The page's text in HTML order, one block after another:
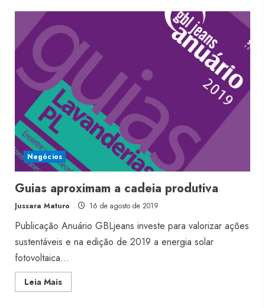
tem
aumento
de
procura
Negócios
Guias aproximam a cadeia produtiva
Jussara Maturo 16 de agosto de 2019
Publicação Anuário GBLjeans investe para valorizar ações
sustentáveis e na edição de 2019 a energia solar
fotovoltaica...
Leia MaisRead
more